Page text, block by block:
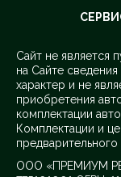
Cайт не является
на Сайте
характер и не
приобретения
комплектации
Комплектации и
ООО «ПРЕМИУМ